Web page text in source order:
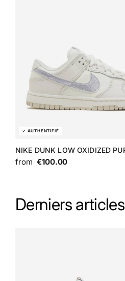
NIKE DUNK LOW OXIDIZED
from €100.00
Derniers